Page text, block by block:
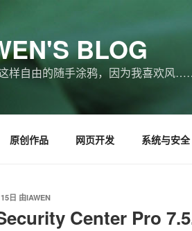
BLOG
样自由的随手涂鸦，因为我喜欢风
原创作品 网页开发 系统与安全
日 由IAWEN
Center Pro